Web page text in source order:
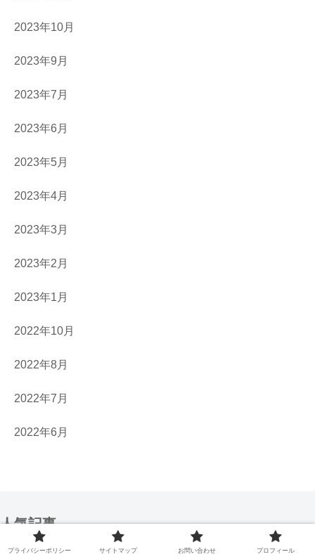
2023年10月
2023年9月
2023年7月
2023年6月
2023年5月
2023年4月
2023年3月
2023年2月
2023年1月
2022年10月
2022年8月
2022年7月
2022年6月
人気記事
【無印良品】ロゴの意味を解説！｜拘りぬ
プライバシーポリシー サイトマップ お問い合わせ プロフィール